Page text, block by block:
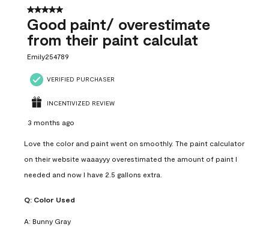
5 out of 5 stars.
Good paint/ overestimate
from their paint calculat
Emily254789
VERIFIED PURCHASER
INCENTIVIZED REVIEW
3 months ago
Love the color and paint went on smoothly. The paint calculator
on their website waaayyy overestimated the amount of paint I
needed and now I have 2.5 gallons extra.
Q: Color Used
A: Bunny Gray